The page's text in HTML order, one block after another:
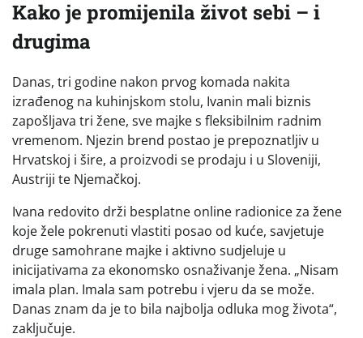
Kako je promijenila život sebi – i
drugima
Danas, tri godine nakon prvog komada nakita
izrađenog na kuhinjskom stolu, Ivanin mali biznis
zapošljava tri žene, sve majke s fleksibilnim radnim
vremenom. Njezin brend postao je prepoznatljiv u
Hrvatskoj i šire, a proizvodi se prodaju i u Sloveniji,
Austriji te Njemačkoj.
Ivana redovito drži besplatne online radionice za žene
koje žele pokrenuti vlastiti posao od kuće, savjetuje
druge samohrane majke i aktivno sudjeluje u
inicijativama za ekonomsko osnaživanje žena. „Nisam
imala plan. Imala sam potrebu i vjeru da se može.
Danas znam da je to bila najbolja odluka mog života“,
zaključuje.